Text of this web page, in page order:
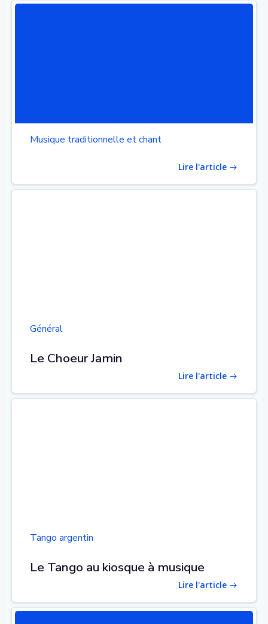
Musique traditionnelle et chant
Lire l'article
Général
Le Choeur Jamin
Lire l'article
Tango argentin
Le Tango au kiosque à musique
Lire l'article